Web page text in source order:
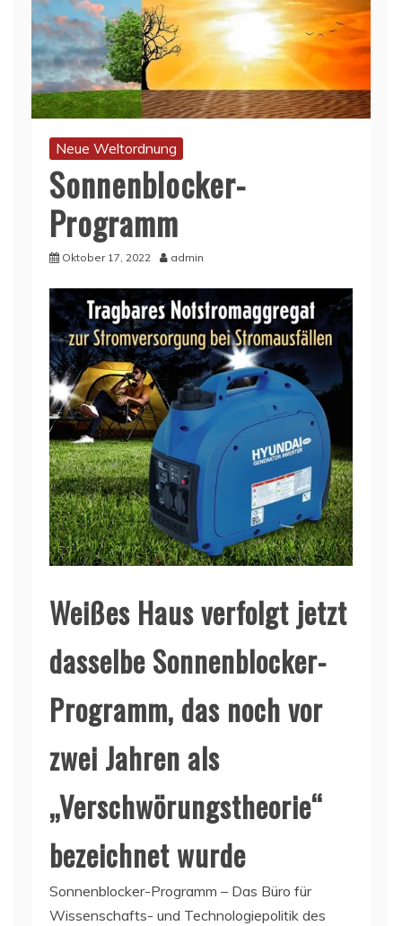
Neue Weltordnung
Sonnenblocker-
Programm
Oktober 17, 2022 admin
Weißes Haus verfolgt jetzt
dasselbe Sonnenblocker-
Programm, das noch vor
zwei Jahren als
„Verschwörungstheorie“
bezeichnet wurde
Sonnenblocker-Programm – Das Büro für
Wissenschafts- und Technologiepolitik des